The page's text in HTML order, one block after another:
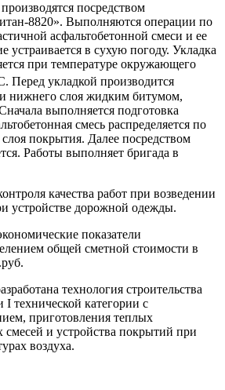
посредством
8820». Выполняются операции по
асфальтобетонной смеси и ее
в сухую погоду. Укладка
при температуре окружающего
Перед укладкой производится
нижнего слоя жидким битумом,
выполняется подготовка
смесь распределяется по
покрытия. Далее посредством
Работы выполняет бригада в
качества работ при возведении
устройстве дорожной одежды.
показатели
общей сметной стоимости в
технология строительства
технической категории с
приготовления теплых
и устройства покрытий при
воздуха.